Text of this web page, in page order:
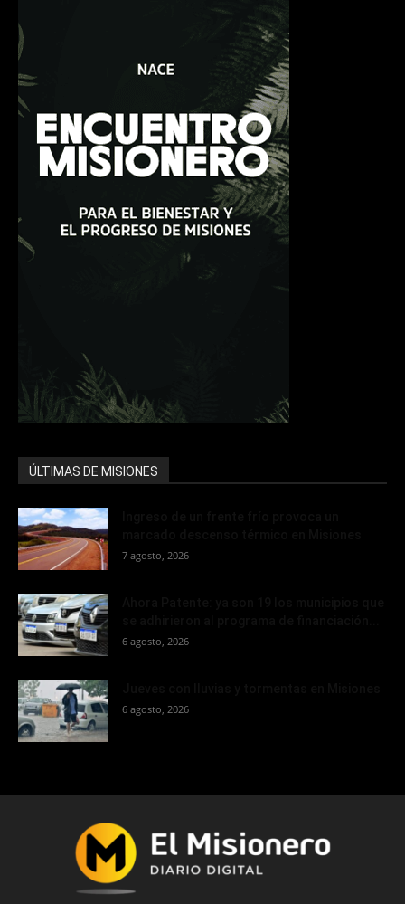
ÚLTIMAS DE MISIONES
7 agosto, 2026
6 agosto, 2026
6 agosto, 2026